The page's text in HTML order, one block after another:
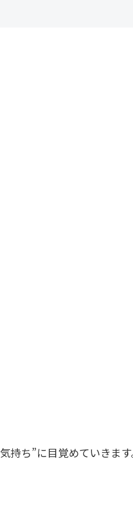
ち”に目覚めていきます